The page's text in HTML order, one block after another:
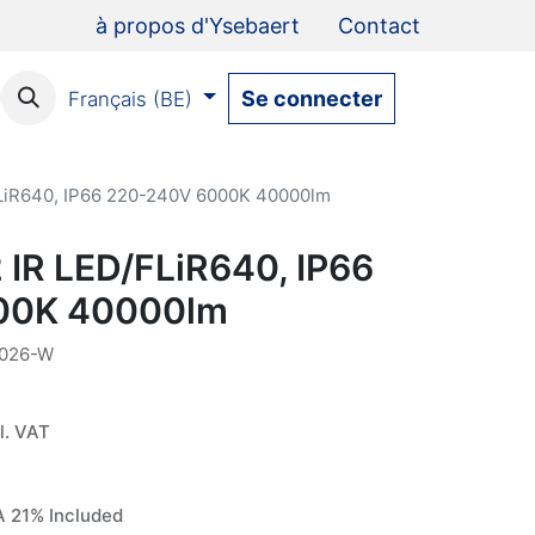
à propos d'Ysebaert Contact
Français (BE) Se connecter
IP66 220-240V 6000K 40000lm
LED/FLiR640, IP66
40000lm
W
VAT
21% Included